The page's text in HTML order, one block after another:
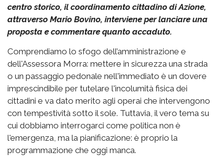
centro storico, il coordinamento cittadino di Azione,
attraverso Mario Bovino, interviene per lanciare una
proposta e commentare quanto accaduto.
Comprendiamo lo sfogo dell’amministrazione e
dell'Assessora Morra: mettere in sicurezza una strada
o un passaggio pedonale nell'immediato è un dovere
imprescindibile per tutelare l'incolumità fisica dei
cittadini e va dato merito agli operai che intervengono
con tempestività sotto il sole. Tuttavia, il vero tema su
cui dobbiamo interrogarci come politica non è
l'emergenza, ma la pianificazione: è proprio la
programmazione che oggi manca.